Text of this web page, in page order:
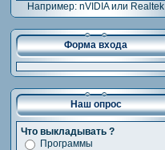
Например: nVIDIA или Realtek
Форма входа
Наш опрос
Что выкладывать ?
Программы